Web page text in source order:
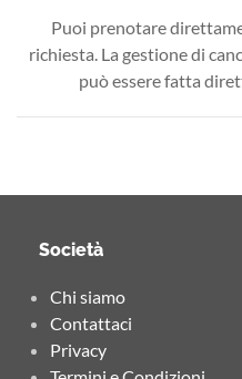
Puoi prenotare
richiesta. La gestione di
può essere fatta
Società
Chi siamo
Contattaci
Privacy